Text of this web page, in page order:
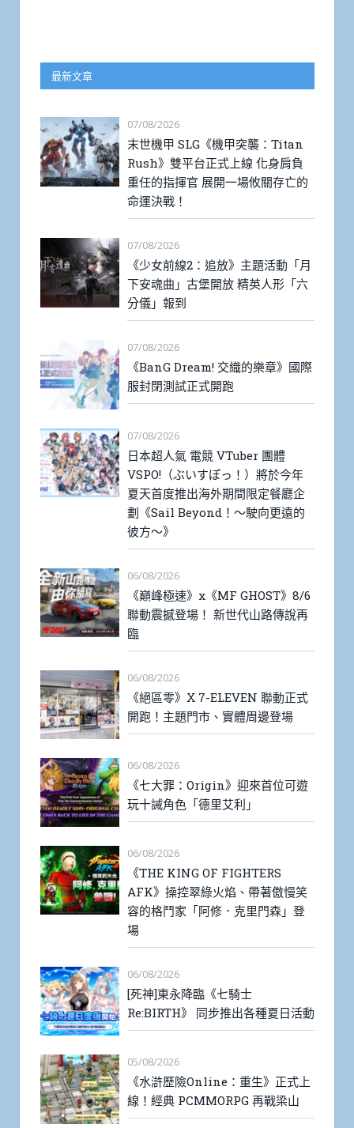
最新文章
07/08/2026
末世機甲 SLG《機甲突襲：Titan
Rush》雙平台正式上線 化身肩負
重任的指揮官 展開一場攸關存亡的
命運決戰！
07/08/2026
《少女前線2：追放》主題活動「月
下安魂曲」古堡開放 精英人形「六
分儀」報到
07/08/2026
《BanG Dream! 交織的樂章》國際
服封閉測試正式開跑
07/08/2026
日本超人氣 電競 VTuber 團體
VSPO!（ぶいすぽっ！）將於今年
夏天首度推出海外期間限定餐廳企
劃《Sail Beyond！～駛向更遠的
彼方～》
06/08/2026
《巔峰極速》x《MF GHOST》8/6
聯動震撼登場！ 新世代山路傳說再
臨
06/08/2026
《絕區零》X 7-ELEVEN 聯動正式
開跑！主題門市、實體周邊登場
06/08/2026
《七大罪：Origin》迎來首位可遊
玩十誡角色「德里艾利」
06/08/2026
《THE KING OF FIGHTERS
AFK》操控翠綠火焰、帶著傲慢笑
容的格鬥家「阿修．克里門森」登
場
06/08/2026
[死神]東永降臨《七騎士
Re:BIRTH》 同步推出各種夏日活動
05/08/2026
《水滸歷險Online：重生》正式上
線！經典 PCMMORPG 再戰梁山